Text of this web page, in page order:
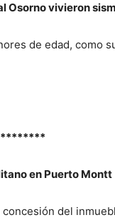
Osorno vivieron
de edad, como
en Puerto Montt
del